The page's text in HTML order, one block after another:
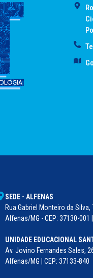
SEDE - ALFENAS
Rua Gabriel Monteiro da Silva,
Alfenas/MG - CEP: 37130-001
UNIDADE EDUCACIONAL
Av. Jovino Fernandes Sales,
Alfenas/MG | CEP: 37133-840